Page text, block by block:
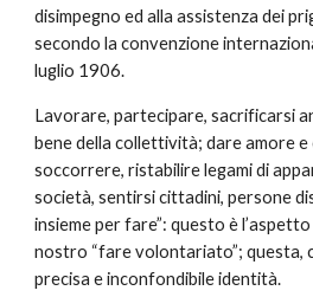
disimpegno ed alla assistenza dei
secondo la convenzione
luglio 1906.
Lavorare, partecipare, sacrificarsi
bene della collettività; dare amore e
soccorrere, ristabilire legami di
società, sentirsi cittadini, persone
insieme per fare”: questo è
nostro “fare volontariato”; questa,
precisa e inconfondibile identità.